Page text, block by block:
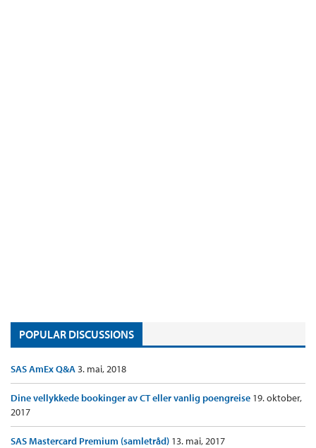
POPULAR DISCUSSIONS
SAS AmEx Q&A3. mai, 2018
Dine vellykkede bookinger av CT eller vanlig poengreise 19. oktober,
2017
SAS Mastercard Premium (samletråd) 13. mai, 2017